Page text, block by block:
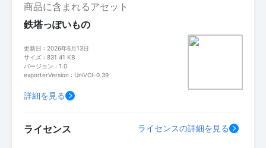
商品に含まれるアセット
鉄塔っぽいもの
更新日 : 2026年6月13日
サイズ : 831.41 KB
バージョン : 1.0
exporterVersion : UniVCI-0.39
詳細を見る
ライセンス ライセンスの詳細を見る